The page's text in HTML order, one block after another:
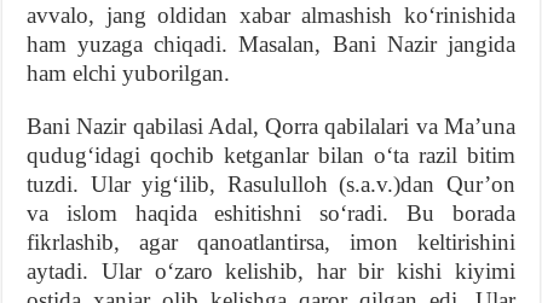
avvalo, jang oldidan xabar almashish ko‘rinishida
ham yuzaga chiqadi. Masalan, Bani Nazir jangida
ham elchi yuborilgan.
Bani Nazir qabilasi Adal, Qorra qabilalari va Ma’una
qudug‘idagi qochib ketganlar bilan o‘ta razil bitim
tuzdi. Ular yig‘ilib, Rasululloh (s.a.v.)dan Qur’on
va islom haqida eshitishni so‘radi. Bu borada
fikrlashib, agar qanoatlantirsa, imon keltirishini
aytadi. Ular o‘zaro kelishib, har bir kishi kiyimi